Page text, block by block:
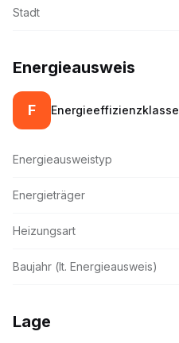
Stadt
Energieausweis
F Energieeffizienzklasse
Energieausweistyp
Energieträger
Heizungsart
Baujahr (lt. Energieausweis)
Lage